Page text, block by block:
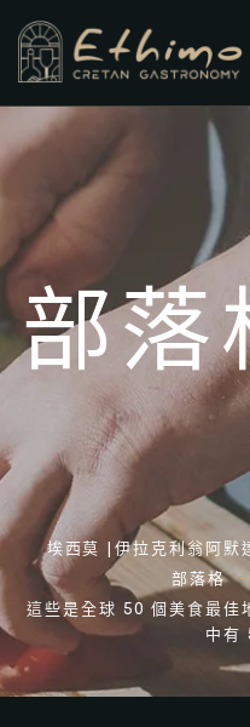
部落
埃西莫 |伊拉克利翁阿默
部落格
這些是全球 50 個美食最
中有